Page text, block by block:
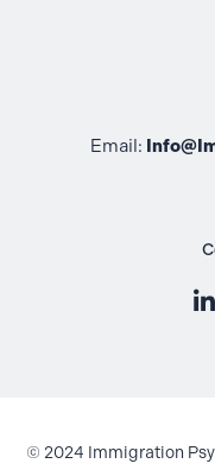
Email:
© 2024 Immigration